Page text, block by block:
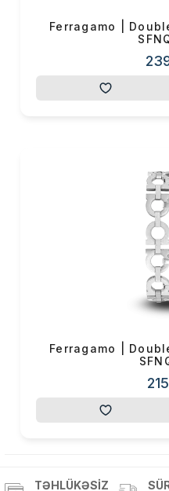
Ferragamo |
Ferragamo |
TƏHLÜKƏSIZ